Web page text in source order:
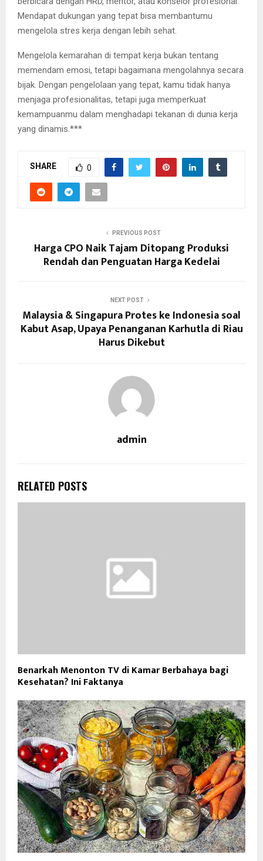
Mendapat dukungan yang tepat bisa membantumu
mengelola stres kerja dengan lebih sehat.
Mengelola kemarahan di tempat kerja bukan tentang
memendam emosi, tetapi bagaimana mengolahnya secara
bijak. Dengan pengelolaan yang tepat, kamu tidak hanya
menjaga profesionalitas, tetapi juga memperkuat
kemampuanmu dalam menghadapi tekanan di dunia kerja
yang dinamis.***
SHARE 0
PREVIOUS POST
Harga CPO Naik Tajam Ditopang Produksi
Rendah dan Penguatan Harga Kedelai
NEXT POST
Malaysia & Singapura Protes ke Indonesia soal
Kabut Asap, Upaya Penanganan Karhutla di Riau
Harus Dikebut
admin
RELATED POSTS
Benarkah Menonton TV di Kamar Berbahaya bagi
Kesehatan? Ini Faktanya